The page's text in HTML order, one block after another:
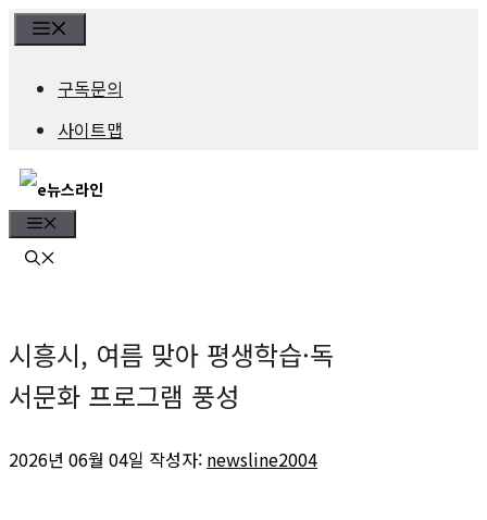
건
너
구독문의
사이트맵
시흥시, 여름 맞아 평생학습·독
서문화 프로그램 풍성
2026년 06월 04일 작성자: newsline2004